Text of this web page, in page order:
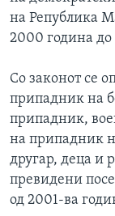
на Република
2000 година до
Со законот се
припадник на
припадник,
на припадник
другар, деца и
превидени
од 2001-ва